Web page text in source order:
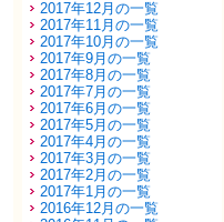
2017年12月の一覧
2017年11月の一覧
2017年10月の一覧
2017年9月の一覧
2017年8月の一覧
2017年7月の一覧
2017年6月の一覧
2017年5月の一覧
2017年4月の一覧
2017年3月の一覧
2017年2月の一覧
2017年1月の一覧
2016年12月の一覧